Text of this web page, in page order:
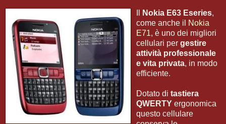
Nokia E63 Eseries,
come anche il
Nokia
E71, è uno dei migliori
cellulari per gestire
attività professionale
e vita privata, in modo
efficiente.
Dotato di tastiera
QWERTY ergonomica
questo cellulare